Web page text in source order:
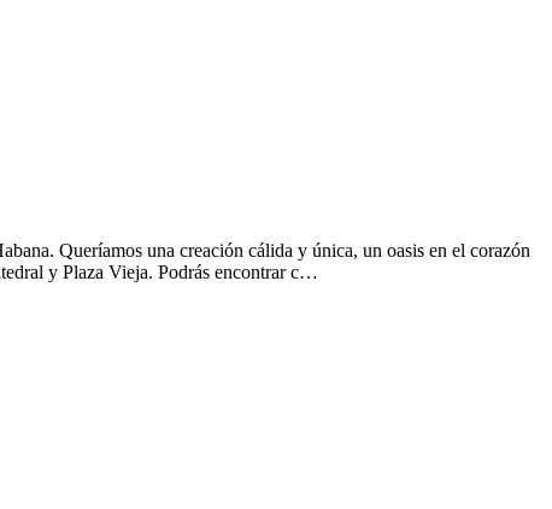
Queríamos una creación cálida y única, un oasis en el corazón
y Plaza Vieja. Podrás encontrar c…